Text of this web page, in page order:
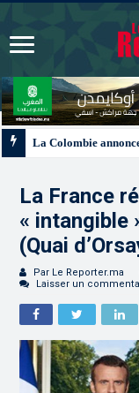
La France
« intangible
(Quai
Par Le Reporter.ma
Laisser un